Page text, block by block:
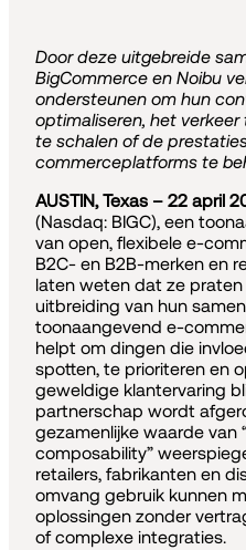
Door deze uitgebreide
BigCommerce en Noibu
ondersteunen om hun
optimaliseren, het
te schalen of de
commerceplatforms te
AUSTIN, Texas – 22 april
(Nasdaq: BIGC), een
van open, flexibele e-
B2C- en B2B-merken en
laten weten dat ze praten
uitbreiding van hun
toonaangevend e-
helpt om dingen die
spotten, te prioriteren en
geweldige klantervaring
partnerschap wordt
gezamenlijke waarde van
composability”
retailers, fabrikanten en
omvang gebruik kunnen
oplossingen zonder
of complexe integraties.